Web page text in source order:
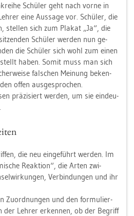
Schü­ler geht nach vorne in
eine Aus­sa­ge vor. Schü­ler, die
stel­len sich zum Pla­kat „Ja“, die
Schü­ler wer­den nun ge­
die Schü­ler sich wohl zum einen
haben. Somit muss man sich
fal­schen Mei­nung be­ken­
offen aus­ge­spro­chen.
prä­zi­siert wer­den, um sie ein­deu­
die neu ein­ge­führt wer­den. Im
Re­ak­ti­on“, die Arten zwi­
Ver­bin­dun­gen und ihr
Zu­ord­nun­gen und den for­mu­lier­
der Leh­rer er­ken­nen, ob der Be­griff